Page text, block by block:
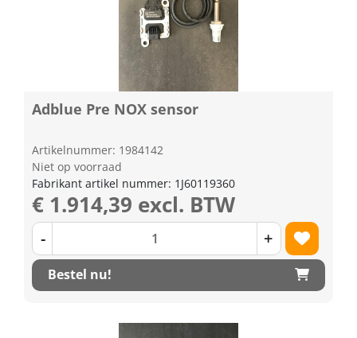
Adblue Pre NOX sensor
Artikelnummer: 1984142
Niet op voorraad
Fabrikant artikel nummer: 1J60119360
€ 1.914,39 excl. BTW
- +
Bestel nu!